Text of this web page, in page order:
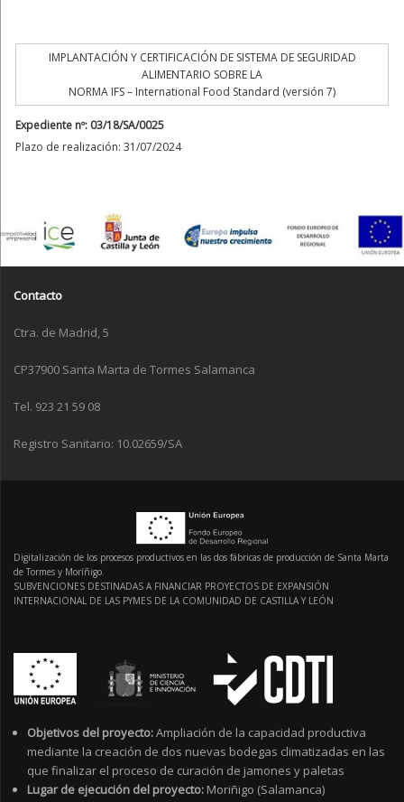
IMPLANTACIÓN Y CERTIFICACIÓN DE SISTEMA DE SEGURIDAD
ALIMENTARIO SOBRE LA
NORMA IFS – International Food Standard (versión 7)
Expediente nº: 03/18/SA/0025
Plazo de realización: 31/07/2024
Contacto
Ctra. de Madrid, 5
CP37900 Santa Marta de Tormes Salamanca
Tel. 923 21 59 08
Registro Sanitario: 10.02659/SA
Digitalización de los procesos productivos en las dos fábricas de producción de Santa Marta
de Tormes y Moríñigo.
SUBVENCIONES DESTINADAS A FINANCIAR PROYECTOS DE EXPANSIÓN
INTERNACIONAL DE LAS PYMES DE LA COMUNIDAD DE CASTILLA Y LEÓN
Objetivos del proyecto:Ampliación de la capacidad productiva
mediante la creación de dos nuevas bodegas climatizadas en las
que finalizar el proceso de curación de jamones y paletas
Lugar de ejecución del proyecto: Moriñigo (Salamanca)